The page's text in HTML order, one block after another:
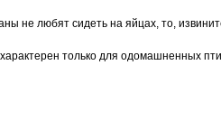
не любят сидеть на яйцах, то,
только для одомашненных